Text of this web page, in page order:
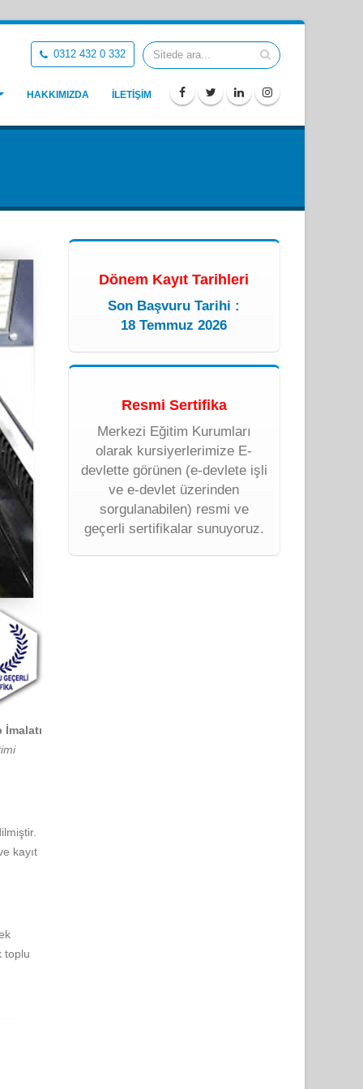
0312 432 0 332
HAKKIMIZDA İLETİŞİM
İmalatı
kayıt
toplu
Dönem Kayıt Tarihleri
Son Başvuru Tarihi :
18 Temmuz 2026
Resmi Sertifika
Merkezi Eğitim Kurumları
olarak kursiyerlerimize E-
devlette görünen (e-devlete işli
ve e-devlet üzerinden
sorgulanabilen) resmi ve
geçerli sertifikalar sunuyoruz.